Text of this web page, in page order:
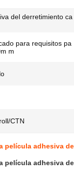
del derretimiento ca
para requisitos pa
m
CTN
película adhesiva
película adhesiva